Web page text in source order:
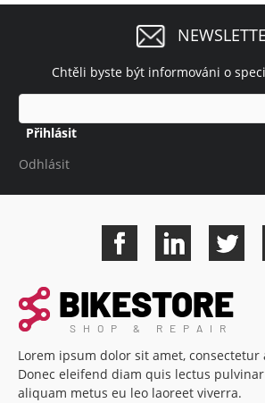
Chtěli byste být informováni o
Přihlásit
Odhlásit
Lorem ipsum dolor sit amet,
Donec eleifend diam quis lectus
aliquam metus eu leo laoreet viverra.